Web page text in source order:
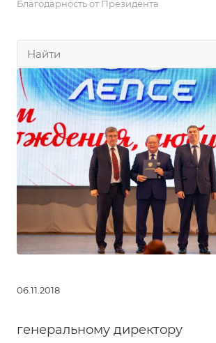
Благодарность от Президента
06.11.2018
генеральному директору